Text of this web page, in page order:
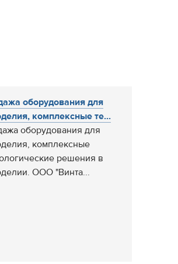
оборудования для
комплексные те...
оборудования для
комплексные
решения в
ООО "Винта...